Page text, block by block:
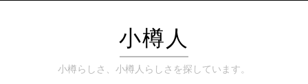
小樽人
小樽らしさ、小樽人らしさを探しています。